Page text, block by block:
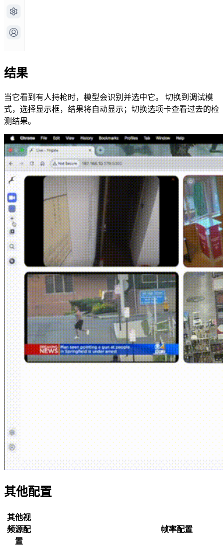
结果
当它看到有人持枪时，模型会识别并选中它。 切换到调试模
式，选择显示框，结果将自动显示；切换选项卡查看过去的检
测结果。
其他配置
其他视
频源配
置
帧率配置